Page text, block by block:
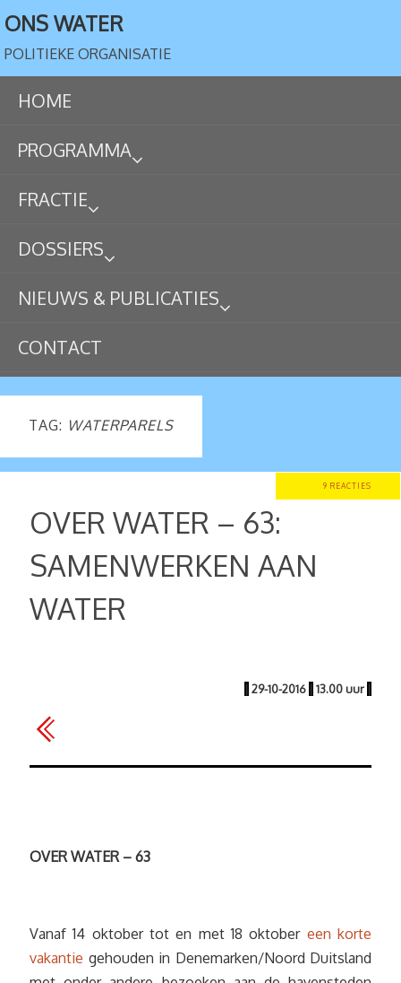
ONS WATER
POLITIEKE ORGANISATIE
HOME
PROGRAMMA
FRACTIE
DOSSIERS
NIEUWS & PUBLICATIES
CONTACT
TAG: WATERPARELS
9 REACTIES
OVER WATER – 63:
SAMENWERKEN AAN
WATER
| 29-10-2016 | 13.00 uur |
OVER WATER – 63
Vanaf 14 oktober tot en met 18 oktober een korte
vakantie gehouden in Denemarken/Noord Duitsland